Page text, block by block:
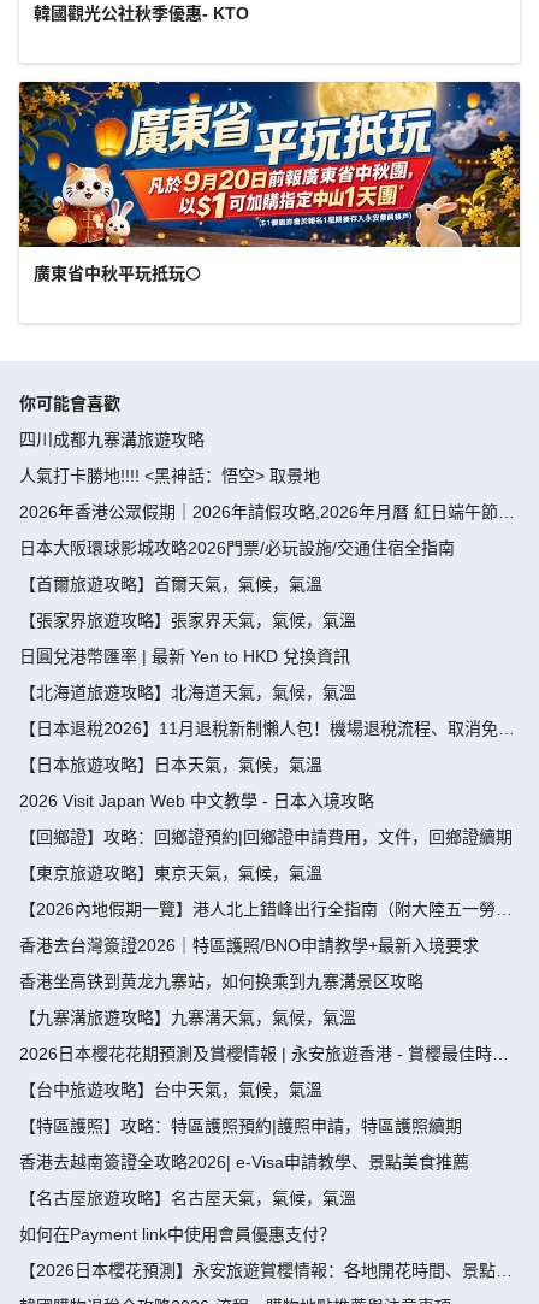
韓國觀光公社秋季優惠- KTO
廣東省中秋平玩抵玩🌕
你可能會喜歡
四川成都九寨溝旅遊攻略
人氣打卡勝地!!!! <黑神話：悟空> 取景地
2026年香港公眾假期｜2026年請假攻略,2026年月曆 紅日端午節請
假攻略請4放9-public holiday 2026
日本大阪環球影城攻略2026門票/必玩設施/交通住宿全指南
【首爾旅遊攻略】首爾天氣，氣候，氣溫
【張家界旅遊攻略】張家界天氣，氣候，氣溫
日圓兌港幣匯率 | 最新 Yen to HKD 兌換資訊
【北海道旅遊攻略】北海道天氣，氣候，氣溫
【日本退稅2026】11月退稅新制懶人包！機場退稅流程、取消免稅
袋及限額全攻略 - 永安旅遊
【日本旅遊攻略】日本天氣，氣候，氣溫
2026 Visit Japan Web 中文教學 - 日本入境攻略
【回鄉證】攻略：回鄉證預約|回鄉證申請費用，文件，回鄉證續期
【東京旅遊攻略】東京天氣，氣候，氣溫
【2026內地假期一覽】港人北上錯峰出行全指南（附大陸五一勞動
節，端午節假期攻略）
香港去台灣簽證2026｜特區護照/BNO申請教學+最新入境要求
香港坐高铁到黄龙九寨站，如何换乘到九寨溝景区攻略
【九寨溝旅遊攻略】九寨溝天氣，氣候，氣溫
2026日本櫻花花期預測及賞櫻情報 | 永安旅遊香港 - 賞櫻最佳時
間、地點推薦
【台中旅遊攻略】台中天氣，氣候，氣溫
【特區護照】攻略：特區護照預約|護照申請，特區護照續期
香港去越南簽證全攻略2026| e-Visa申請教學、景點美食推薦
【名古屋旅遊攻略】名古屋天氣，氣候，氣溫
如何在Payment link中使用會員優惠支付？
【2026日本櫻花預測】永安旅遊賞櫻情報：各地開花時間、景點推
薦